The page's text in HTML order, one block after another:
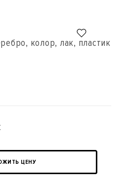
колор, лак, пластик
ЦЕНУ